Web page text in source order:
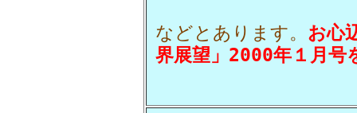
などとあります。 お心
界展望」2000年１月号